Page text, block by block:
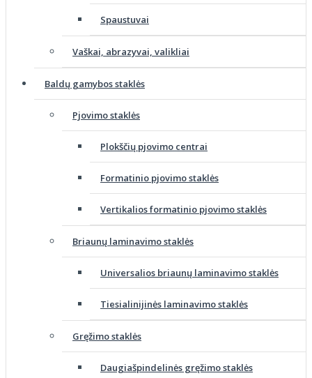
Spaustuvai
Vaškai, abrazyvai, valikliai
Baldų gamybos staklės
Pjovimo staklės
Plokščių pjovimo centrai
Formatinio pjovimo staklės
Vertikalios formatinio pjovimo staklės
Briaunų laminavimo staklės
Universalios briaunų laminavimo staklės
Tiesialinijinės laminavimo staklės
Gręžimo staklės
Daugiašpindelinės gręžimo staklės